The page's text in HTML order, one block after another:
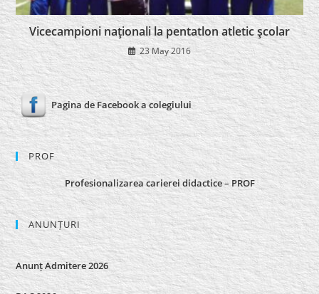
Vicecampioni naţionali la pentatlon atletic şcolar
23 May 2016
Pagina de Facebook a colegiului
PROF
Profesionalizarea carierei didactice – PROF
ANUNȚURI
Anunț Admitere 2026